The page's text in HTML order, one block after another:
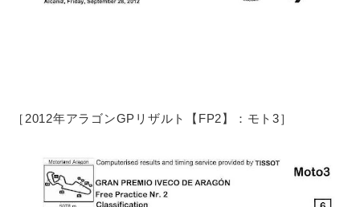
［2012年アラゴンGPリザルト【FP2】：モト3］